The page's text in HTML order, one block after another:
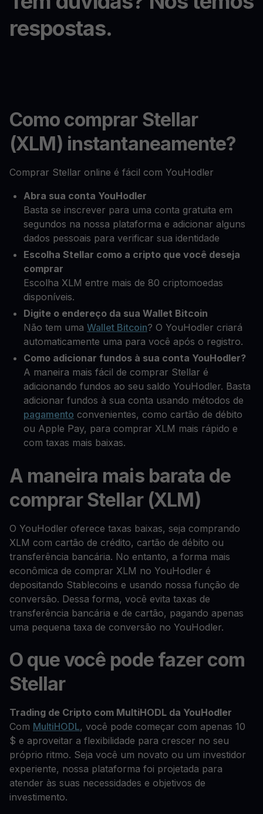
respostas.
Como comprar Stellar
(XLM) instantaneamente?
Comprar Stellar online é fácil com YouHodler
Abra sua conta YouHodler
Basta se inscrever para uma conta gratuita em
segundos na nossa plataforma e adicionar alguns
dados pessoais para verificar sua identidade
Escolha Stellar como a cripto que você deseja
comprar
Escolha XLM entre mais de 80 criptomoedas
disponíveis.
Digite o endereço da sua Wallet Bitcoin
Não tem uma Wallet Bitcoin? O YouHodler criará
automaticamente uma para você após o registro.
Como adicionar fundos à sua conta YouHodler?
A maneira mais fácil de comprar Stellar é
adicionando fundos ao seu saldo YouHodler. Basta
adicionar fundos à sua conta usando métodos de
pagamento convenientes, como cartão de débito
ou Apple Pay, para comprar XLM mais rápido e
com taxas mais baixas.
A maneira mais barata de
comprar Stellar (XLM)
O YouHodler oferece taxas baixas, seja comprando
XLM com cartão de crédito, cartão de débito ou
transferência bancária. No entanto, a forma mais
econômica de comprar XLM no YouHodler é
depositando Stablecoins e usando nossa função de
conversão. Dessa forma, você evita taxas de
transferência bancária e de cartão, pagando apenas
uma pequena taxa de conversão no YouHodler.
O que você pode fazer com
Stellar
Trading de Cripto com MultiHODL da YouHodler
Com MultiHODL, você pode começar com apenas 10
$ e aproveitar a flexibilidade para crescer no seu
próprio ritmo. Seja você um novato ou um investidor
experiente, nossa plataforma foi projetada para
atender às suas necessidades e objetivos de
investimento.